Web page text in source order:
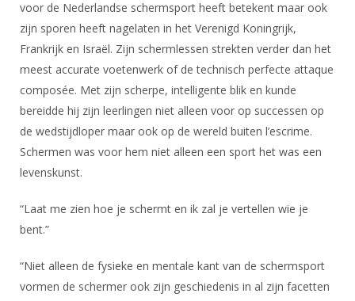
Samenwerking
Formulieren
Alle Verenigingen
Nieuws
Verenigingsondersteuning
Witte Vlekkenplan
Oprichting Vereniging
Overschrijven leden
NK's
JPT
Veteranenwedstrijden
Wedstrijdorganisatie
Scheidsrechterslijst
Verwerk wedstrijduitslagen
Nieuws
Scheidsrechterslijst
Scheidsrechter Documentatie
Opleidingen
Tuchtzaken
Infotheek
Bibliotheek
ALV
Touché
voor de Nederlandse schermsport heeft betekent maar ook
zijn sporen heeft nagelaten in het Verenigd Koningrijk,
Frankrijk en Israël. Zijn schermlessen strekten verder dan het
meest accurate voetenwerk of de technisch perfecte attaque
composée. Met zijn scherpe, intelligente blik en kunde
bereidde hij zijn leerlingen niet alleen voor op successen op
de wedstijdloper maar ook op de wereld buiten l’escrime.
Schermen was voor hem niet alleen een sport het was een
levenskunst.
“Laat me zien hoe je schermt en ik zal je vertellen wie je
bent.”
“Niet alleen de fysieke en mentale kant van de schermsport
vormen de schermer ook zijn geschiedenis in al zijn facetten